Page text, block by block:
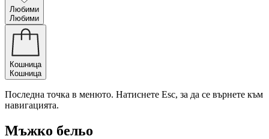
Любими
Любими
Кошница
Кошница
Последна точка в менюто. Натиснете Esc, за да се върнете към
навигацията.
Мъжко бельо